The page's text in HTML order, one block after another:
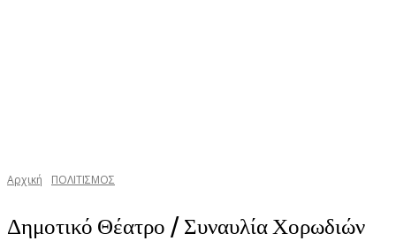
Αρχική ΠΟΛΙΤΙΣΜΟΣ
Δημοτικό Θέατρο / Συναυλία Χορωδιών